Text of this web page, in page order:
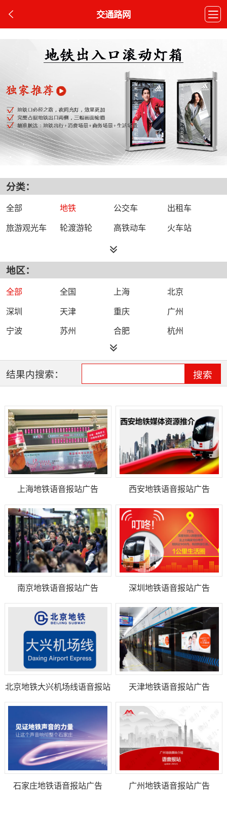
交通路网
分类：
全部 地铁 公交车
出租车
旅游观光车
轮渡游轮 高铁动车 火车站
地区：
全部 全国 上海
北京
深圳
天津 重庆
广州
宁波
苏州 合肥
杭州
西安
结果内搜索： 搜索
上海地铁语音报站广告 西安地铁语音报站广告
南京地铁语音报站广告 深圳地铁语音报站广告
北京地铁大兴机场线语音报站
天津地铁语音报站广告
石家庄地铁语音报站广告 广州地铁语音报站广告